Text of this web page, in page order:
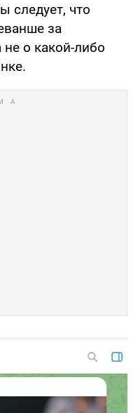
следует, что
за
о какой-либо